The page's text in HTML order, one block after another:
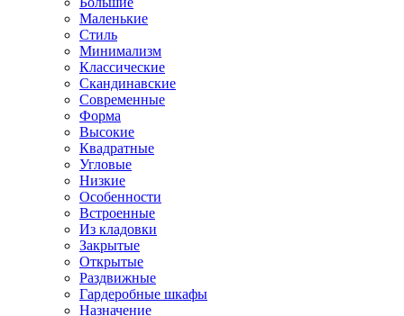
Маленькие
Стиль
Минимализм
Классические
Скандинавские
Современные
Форма
Высокие
Квадратные
Угловые
Низкие
Особенности
Встроенные
Из кладовки
Закрытые
Открытые
Раздвижные
Гардеробные шкафы
Назначение